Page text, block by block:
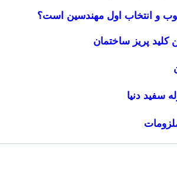
و انتخاب اول مهندسین است؟
کلید پریز ساختمان